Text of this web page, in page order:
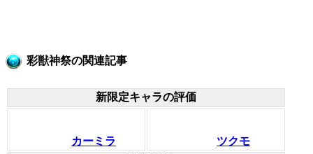
彩獣神祭の関連記事
新限定キャラの評価
カーミラ
ツクモ